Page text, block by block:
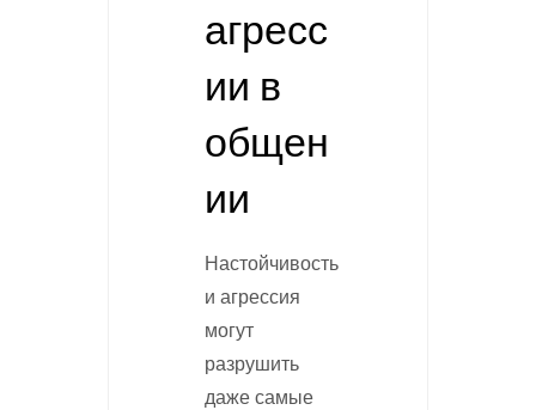
агресс
ии в
общен
ии
Настойчивость
и агрессия
могут
разрушить
даже самые